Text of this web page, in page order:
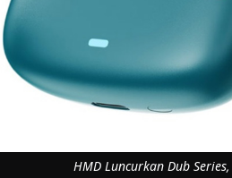
HMD Luncurkan Dub